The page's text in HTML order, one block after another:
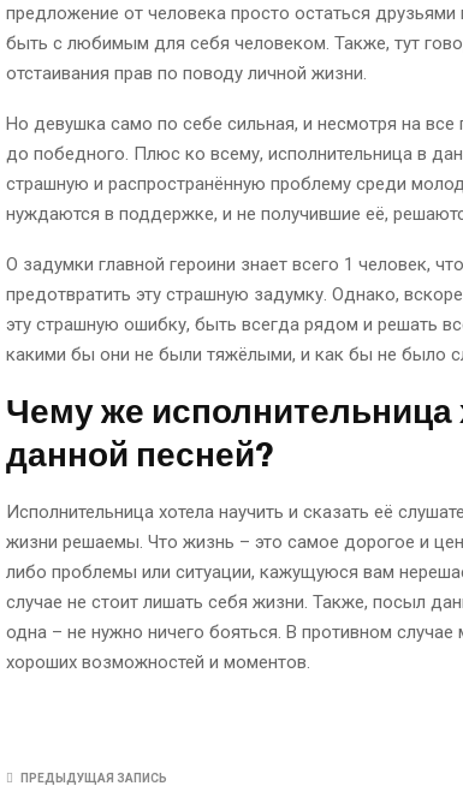
предложение от человека просто остаться
быть с любимым для себя человеком. Также, тут
отстаивания прав по поводу личной жизни.
Но девушка само по себе сильная, и несмотря на
до победного. Плюс ко всему, исполнительница в
страшную и распространённую проблему среди
нуждаются в поддержке, и не получившие её,
О задумки главной героини знает всего 1 человек,
предотвратить эту страшную задумку. Однако,
эту страшную ошибку, быть всегда рядом и решать
какими бы они не были тяжёлыми, и как бы не было
Чему же исполнительница
данной песней?
Исполнительница хотела научить и сказать её
жизни решаемы. Что жизнь – это самое дорогое и
либо проблемы или ситуации, кажущуюся вам
случае не стоит лишать себя жизни. Также, посыл
одна – не нужно ничего бояться. В противном
хороших возможностей и моментов.
ПРЕДЫДУЩАЯ ЗАПИСЬ